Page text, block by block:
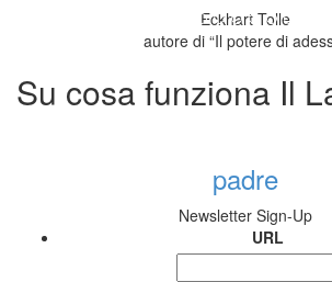
Eckhart Tolle
autore di “Il potere di
Su cosa funziona Il
padre
Newsletter Sign-Up
URL